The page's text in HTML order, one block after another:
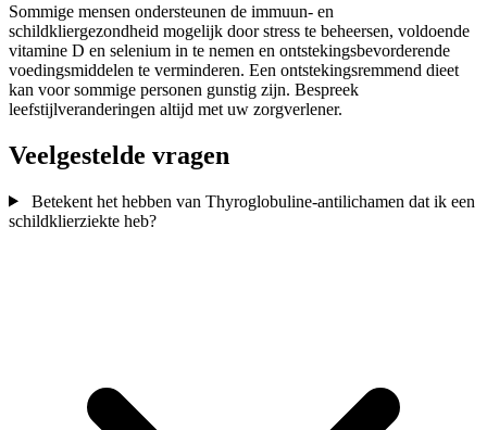
Sommige mensen ondersteunen de immuun- en
schildkliergezondheid mogelijk door stress te beheersen, voldoende
vitamine D en selenium in te nemen en ontstekingsbevorderende
voedingsmiddelen te verminderen. Een ontstekingsremmend dieet
kan voor sommige personen gunstig zijn. Bespreek
leefstijlveranderingen altijd met uw zorgverlener.
Veelgestelde vragen
Betekent het hebben van Thyroglobuline-antilichamen dat ik een
schildklierziekte heb?